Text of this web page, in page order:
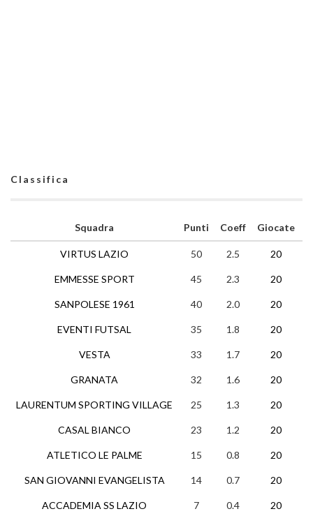
Classifica
Squadra
VIRTUS LAZIO
EMMESSE SPORT
SANPOLESE 1961
EVENTI FUTSAL
VESTA
GRANATA
LAURENTUM SPORTING VILLAGE
CASAL BIANCO
ATLETICO LE PALME
SAN GIOVANNI EVANGELISTA
ACCADEMIA SS LAZIO
Punti Coeff Giocate
50 2.5 20
45 2.3 20
40 2.0 20
35 1.8 20
33 1.7 20
32 1.6 20
25 1.3 20
23 1.2 20
15 0.8 20
14 0.7 20
7 0.4 20